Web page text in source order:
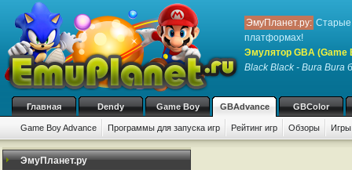
ЭмуПланет.ру: Старые
платформах!
Эмулятор GBA (Game
Black Black - Bura Bura
Главная Dendy Game Boy GBAdvance GBColor
Game Boy Advance Программы для запуска игр Рейтинг игр Обзоры
ЭмуПланет.ру